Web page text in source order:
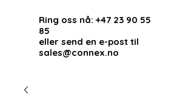
Ring oss nå:+47 23 90 55
85
eller send en e-post til
sales@connex.no